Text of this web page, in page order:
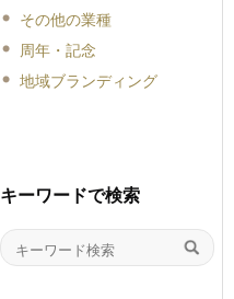
その他の業種
周年・記念
地域ブランディング
キーワードで検索